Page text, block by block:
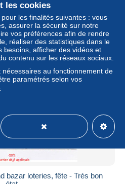
8,67 $US
Professionnel
bazar loteries, fête - Très bon
les cookies
les finalités suivantes : vous
assurer la sécurité sur notre
vos préférences afin de rendre
réaliser des statistiques dans le
besoins, afficher des vidéos et
contenu sur les réseaux sociaux.
au fonctionnement de
paramétrés selon vos